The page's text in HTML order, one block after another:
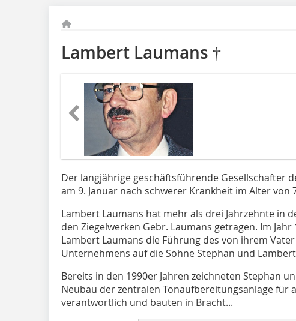
Lambert Laumans †
Der langjährige geschäftsführende Gesellschafter
am 9. Januar nach schwerer Krankheit im Alter von
Lambert Laumans hat mehr als drei Jahrzehnte in
den Ziegelwerken Gebr. Laumans getragen. Im
Lambert Laumans die Führung des von ihrem
Unternehmens auf die Söhne Stephan und
Bereits in den 1990er Jahren zeichneten Stephan
Neubau der zentralen Tonaufbereitungsanlage für
verantwortlich und bauten in Bracht...